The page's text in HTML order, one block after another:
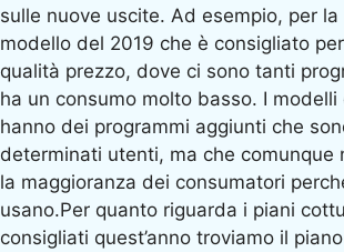
sulle nuove uscite. Ad esempio, per la
modello del 2019 che è consigliato
qualità prezzo, dove ci sono tanti
ha un consumo molto basso. I modelli
hanno dei programmi aggiunti che
determinati utenti, ma che comunque
la maggioranza dei consumatori
usano.Per quanto riguarda i piani
consigliati quest’anno troviamo il